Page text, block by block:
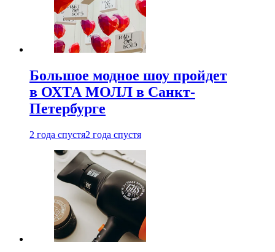
Большое модное шоу пройдет
в ОХТА МОЛЛ в Санкт-
Петербурге
2 года спустя2 года спустя